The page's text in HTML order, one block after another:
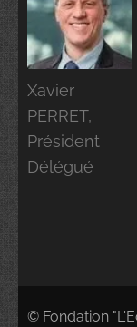
Xavier
PERRET,
Président
Délégué
© Fondation